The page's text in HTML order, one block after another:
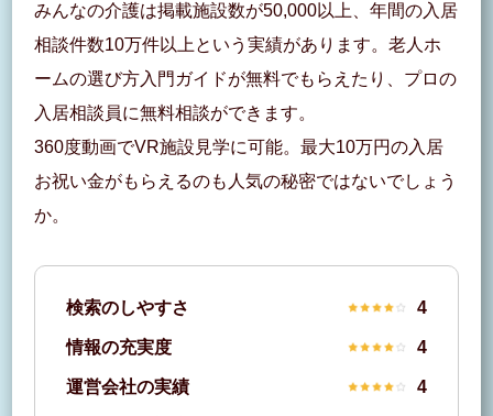
みんなの介護は掲載施設数が50,000以上、年間の入居
相談件数10万件以上という実績があります。老人ホ
ームの選び方入門ガイドが無料でもらえたり、プロの
入居相談員に無料相談ができます。
360度動画でVR施設見学に可能。最大10万円の入居
お祝い金がもらえるのも人気の秘密ではないでしょう
か。
検索のしやすさ 4
情報の充実度 4
運営会社の実績 4